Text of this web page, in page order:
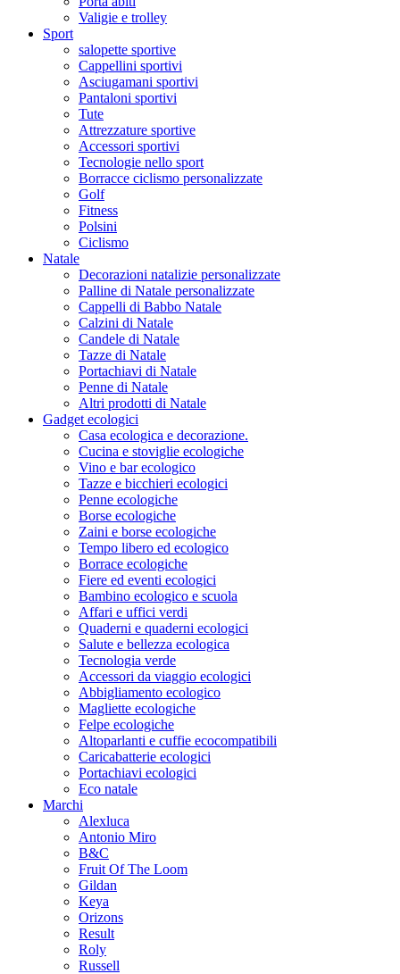
Valigie e trolley
Sport
salopette sportive
Cappellini sportivi
Asciugamani sportivi
Pantaloni sportivi
Tute
Attrezzature sportive
Accessori sportivi
Tecnologie nello sport
Borracce ciclismo personalizzate
Golf
Fitness
Polsini
Ciclismo
Natale
Decorazioni natalizie personalizzate
Palline di Natale personalizzate
Cappelli di Babbo Natale
Calzini di Natale
Candele di Natale
Tazze di Natale
Portachiavi di Natale
Penne di Natale
Altri prodotti di Natale
Gadget ecologici
Casa ecologica e decorazione.
Cucina e stoviglie ecologiche
Vino e bar ecologico
Tazze e bicchieri ecologici
Penne ecologiche
Borse ecologiche
Zaini e borse ecologiche
Tempo libero ed ecologico
Borrace ecologiche
Fiere ed eventi ecologici
Bambino ecologico e scuola
Affari e uffici verdi
Quaderni e quaderni ecologici
Salute e bellezza ecologica
Tecnologia verde
Accessori da viaggio ecologici
Abbigliamento ecologico
Magliette ecologiche
Felpe ecologiche
Altoparlanti e cuffie ecocompatibili
Caricabatterie ecologici
Portachiavi ecologici
Eco natale
Marchi
Alexluca
Antonio Miro
B&C
Fruit Of The Loom
Gildan
Keya
Orizons
Result
Roly
Russell